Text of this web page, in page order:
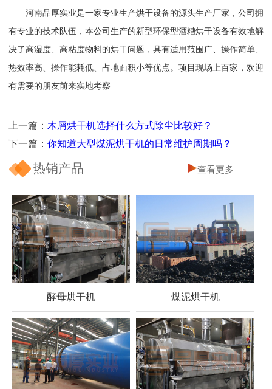
河南品厚实业是一家专业生产烘干设备的源头生产厂家，公司拥
有专业的技术队伍，本公司生产的新型环保型酒糟烘干设备有效地解
决了高湿度、高粘度物料的烘干问题，具有适用范围广、操作简单、
热效率高、操作能耗低、占地面积小等优点。项目现场上百家，欢迎
有需要的朋友前来实地考察
上一篇： 木屑烘干机选择什么方式除尘比较好？
下一篇： 你知道大型煤泥烘干机的日常维护周期吗？
热销产品 查看更多
酵母烘干机 煤泥烘干机